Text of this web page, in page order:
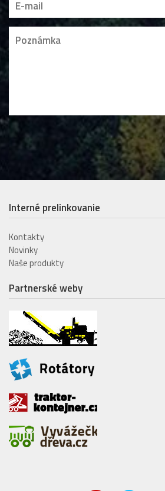
Interné prelinkovanie
Kontakty
Novinky
Naše produkty
Partnerské weby